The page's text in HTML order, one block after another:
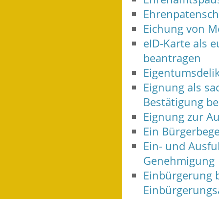
Eichung von
eID-Karte als
beantragen
Eignung als
Bestätigung
Eignung zur
Ein
Ein- und
Genehmigung
Einbürgerung